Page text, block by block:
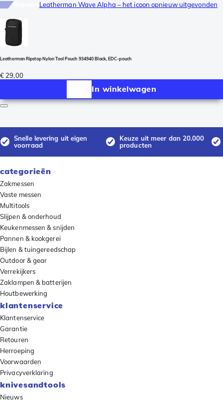
Leatherman Wave Alpha – het icoon opnieuw uitgevonden
Leatherman Ripstop Nylon Tool Pouch 934940 Black, EDC-pouch
€ 29,00
In winkelwagen
Snelle levering uit eigen
voorraad
Keuze uit meer dan 20.000
producten
categorieën
Zakmessen
Vaste messen
Multitools
Slijpen & onderhoud
Keukenmessen & snijden
Pannen & kookgerei
Bijlen & tuingereedschap
Outdoor & gear
Verrekijkers
Zaklampen & batterijen
Houtbewerking
klantenservice
Klantenservice
Garantie
Retouren
Herroeping
Voorwaarden
Privacyverklaring
knivesandtools
Nieuws